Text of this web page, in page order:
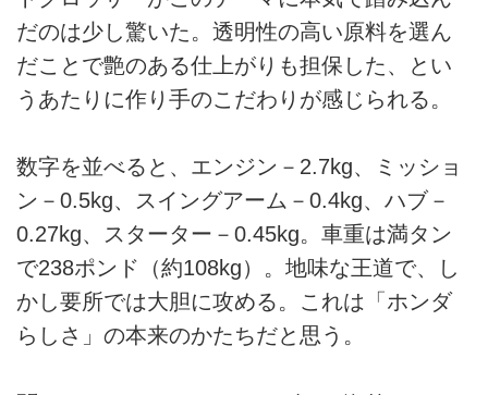
だのは少し驚いた。透明性の高い原料を選ん
だことで艶のある仕上がりも担保した、とい
うあたりに作り手のこだわりが感じられる。
数字を並べると、エンジン－2.7kg、ミッショ
ン－0.5kg、スイングアーム－0.4kg、ハブ－
0.27kg、スターター－0.45kg。車重は満タン
で238ポンド（約108kg）。地味な王道で、し
かし要所では大胆に攻める。これは「ホンダ
らしさ」の本来のかたちだと思う。